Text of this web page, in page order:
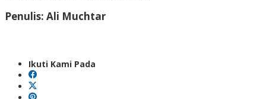
Penulis: Ali Muchtar
Ikuti Kami Pada